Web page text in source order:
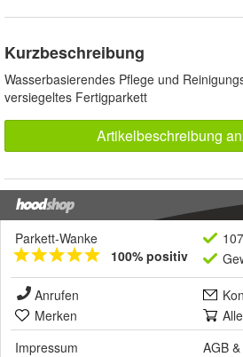
Kurzbeschreibung
Wasserbasierendes Pflege und
versiegeltes Fertigparkett
Artikelbeschreibung
Parkett-Wanke
100% positiv
Anrufen
Merken
Impressum
AGB &